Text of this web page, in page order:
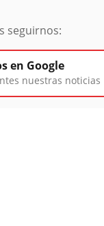
seguirnos:
en Google
nuestras noticias